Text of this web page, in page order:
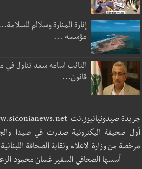
إنارة المنارة وسلالم
مؤسسة ...
النائب اسامه سعد تناول في
قانون...
جريدة صيدونيانيوز.نت www.sidonianews.net
مرخصة من وزارة الاعلام ونقابة الصحافة اللبنانية
أسسها الصحافي السفير غسان محمود الزعتري